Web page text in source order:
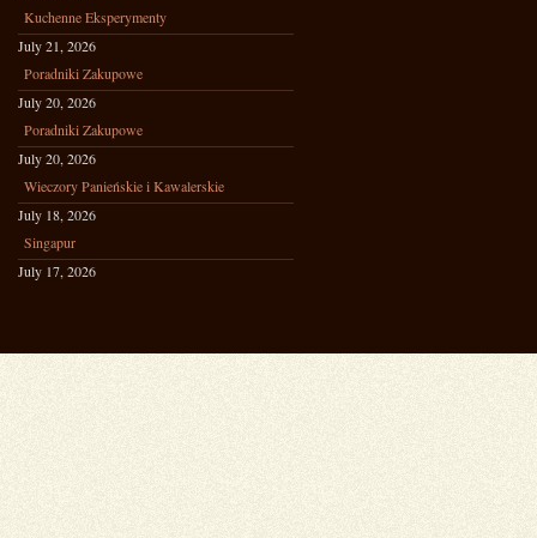
Kuchenne Eksperymenty
July 21, 2026
Poradniki Zakupowe
July 20, 2026
Poradniki Zakupowe
July 20, 2026
Wieczory Panieńskie i Kawalerskie
July 18, 2026
Singapur
July 17, 2026